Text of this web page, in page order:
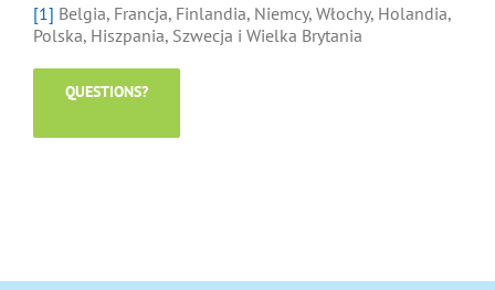
[1] Belgia, Francja, Finlandia, Niemcy, Włochy, Holandia,
Polska, Hiszpania, Szwecja i Wielka Brytania
QUESTIONS?